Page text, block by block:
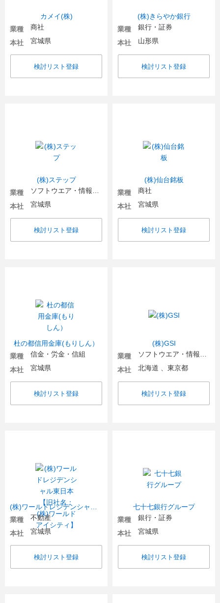
カメイ(株)
業種
商社
本社
宮城県
検討リスト登録
(株)きらやか銀行
業種
銀行・証券
本社
山形県
検討リスト登録
(株)ステップ
業種
本社
宮城県
検討リスト登録
(株)仙台銘板
業種
商社
本社
宮城県
検討リスト登録
杜の都信用金庫(もりしん）
業種
信金・労金・信組
本社
宮城県
検討リスト登録
(株)GSI
業種
本社
北海道 、東京都
検討リスト登録
業種
不動産
本社
宮城県
検討リスト登録
七十七銀行グループ
業種
銀行・証券
本社
宮城県
検討リスト登録